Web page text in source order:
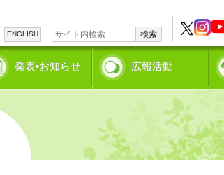
検索
ENGLISH
発表•お知らせ 広報活動